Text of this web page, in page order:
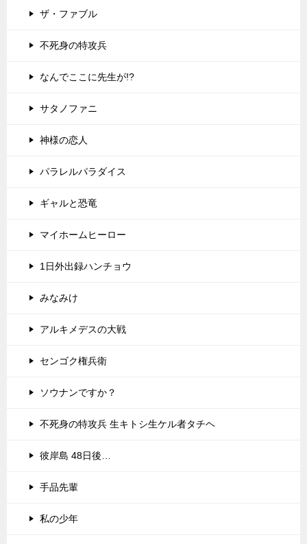
ザ・ファブル
不死身の特攻兵
なんでここに先生が!?
サタノファニ
神様の恋人
パラレルパラダイス
ギャルと恐竜
マイホームヒーロー
1日外出録ハンチョウ
みなみけ
アルキメデスの大戦
センゴク権兵衛
ソウナンですか？
不死身の特攻兵 生キトシ生ケル者タチヘ
彼岸島 48日後…
手品先輩
私の少年